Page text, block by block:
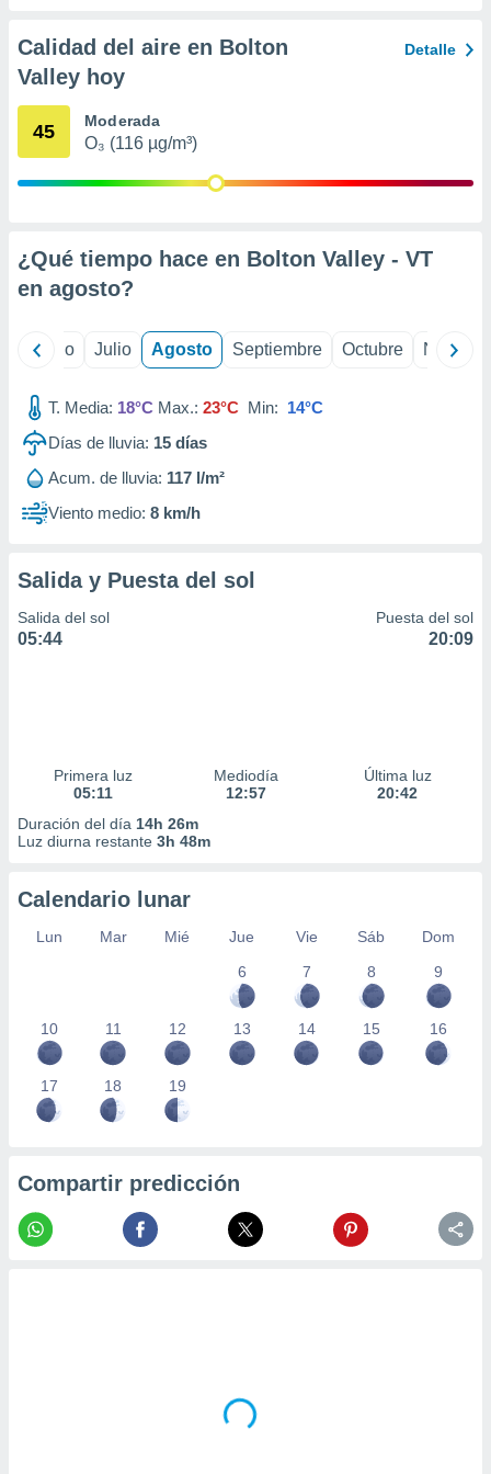
e
publicidad
Calidad del aire en Bolton
Valley hoy
Detalle
45 Moderada
O₃ (116 µg/m³)
¿Qué tiempo hace en Bolton Valley - VT
en agosto?
Junio Julio Agosto Septiembre Octubre
T. Media: 18°C Max.: 23°C Min: 14°C
Días de lluvia: 15 días
Acum. de lluvia: 117 l/m²
Viento medio: 8 km/h
Salida y Puesta del sol
Salida del sol
05:44
Puesta del sol
20:09
Primera luz
05:11
Mediodía
12:57
Última luz
20:42
Duración del día 14h 26m
Luz diurna restante 3h 48m
Calendario lunar
Lun Mar Mié Jue Vie Sáb
Dom
6
7 8 9
10 11 12 13 14 15 16
17 18 19
Compartir predicción